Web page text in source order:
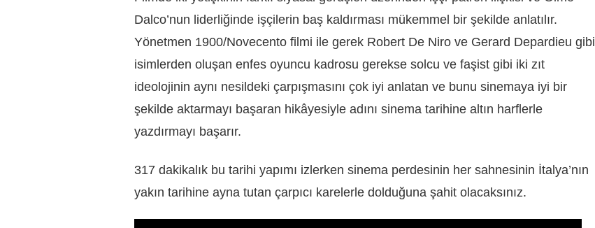
Dalco’nun liderliğinde işçilerin baş kaldırması mükemmel bir şekilde anlatılır.
Yönetmen 1900/Novecento filmi ile gerek Robert De Niro ve Gerard Depardieu gibi
isimlerden oluşan enfes oyuncu kadrosu gerekse solcu ve faşist gibi iki zıt
ideolojinin aynı nesildeki çarpışmasını çok iyi anlatan ve bunu sinemaya iyi bir
şekilde aktarmayı başaran hikâyesiyle adını sinema tarihine altın harflerle
yazdırmayı başarır.
317 dakikalık bu tarihi yapımı izlerken sinema perdesinin her sahnesinin İtalya’nın
yakın tarihine ayna tutan çarpıcı karelerle dolduğuna şahit olacaksınız.